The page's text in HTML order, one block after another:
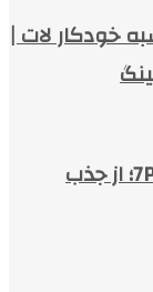
خودکار لات |
خدمات شبکه‌های اجتماعی 7Panel؛ از جذب